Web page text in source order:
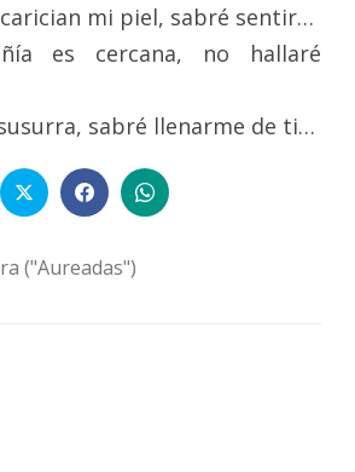
mi piel, sabré sentir…
es cercana, no hallaré
sabré llenarme de ti…
("Aureadas")